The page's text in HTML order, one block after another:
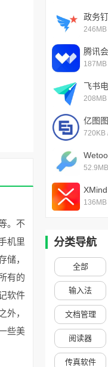
。不
机里
储，
有的
软件
外，
些美
政务
方版
腾讯
飞书
版
亿图
720KB
Beta2
分类导航
全部
输入法
文档管理
阅读器
传真软件